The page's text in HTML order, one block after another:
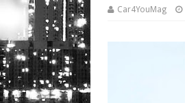
Car4YouMag